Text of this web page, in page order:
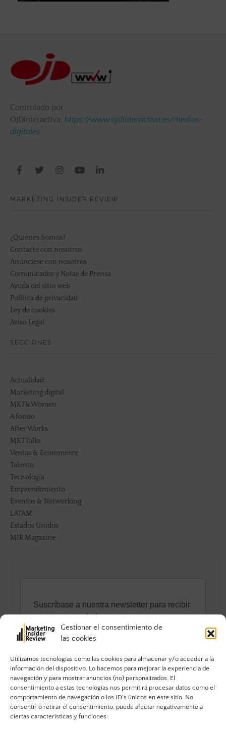
Gestionar el consentimiento de
las cookies
Utilizamos tecnologías como las cookies para almacenar y/o acceder a la
información del dispositivo. Lo hacemos para mejorar la experiencia de
navegación y para mostrar anuncios (no) personalizados. El
consentimiento a estas tecnologías nos permitirá procesar datos como el
comportamiento de navegación o los ID's únicos en este sitio. No
consentir o retirar el consentimiento, puede afectar negativamente a
ciertas características y funciones.
Controlado por
OJDinteractiva: https://www.ojdinteractiva.es/medios-
digitales
MARKETING INSIDER REVIEW
¿Quiénes Somos?
Contacte con nosotros
Anúnciese con nosotros
Comunicados y Notas de Prensa
Ayuda del sitio web
Política de privacidad
Ley de cookies
Aviso Legal
SECCIONES
Actualidad
Marketing digital
MKT&Women
A fondo
After Works
MKTTalks
Ventas & Ecommerce
Talento
Tecnología
Emprendimiento
Eventos & Networking
LATAM
Estados Unidos
MIR Magazine